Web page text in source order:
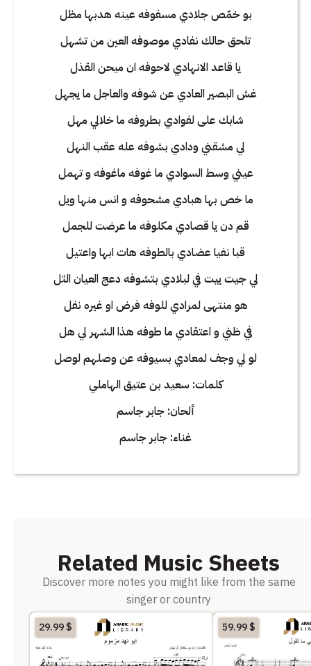
بو خمّص جلادي مسفوفه عينه هدبها مظل
تلحق حالك نفادي موصوفه العين من تشهل
يا قاعد الانهادي لاحوفه ان ميحن القذل
غش البصير العادي عن شوفه والعاجل ما يجهل
شابك على لفوادي بطروفه ما خلالي مهل
لي مشقني ودادي بشوفه عله عقب النهل
عيني وسط السوادي ما غوفه ماغوفه و تهمل
ما خص بها هبادي مشحوفه و انس منها ويل
قم دن يا قصادي مكلوفه ما عرضت للجمل
قبا نفيا عضادي بالطوفه هات ابها واعتيل
لي جيت ييت في لبلادي بتشوفه دعج العيان الثل
هو منتهى لمرادي للوفه فرض او غيره نفل
في ظني و اعتقادي ما طوفه هذا الشهر لي هل
لو لي وجف لمعادي بسيوفه عن وصلهم لوصل
كلمات: سعيد بن عتيق الهاملي
ألحان: جابر جاسم
غناء: جابر جاسم
Related Music Sheets
Discover more notes you might like from the same
singer or country
29.99$ 59.99$